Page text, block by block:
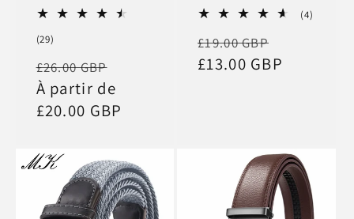
(29)
des
Prix
habituel
£26.00 GBP
À partir de
£20.00 GBP
(4)
Prix
habituel
£19.00 GBP
£13.00 GBP